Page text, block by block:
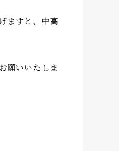
ますと、中高
願いいたしま